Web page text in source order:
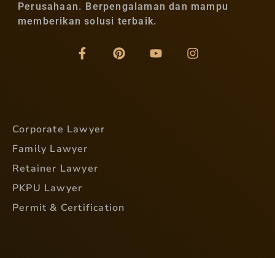
Perusahaan. Berpengalaman dan mampu
memberikan solusi terbaik.
Corporate Lawyer
Family Lawyer
Retainer Lawyer
PKPU Lawyer
Permit & Certification